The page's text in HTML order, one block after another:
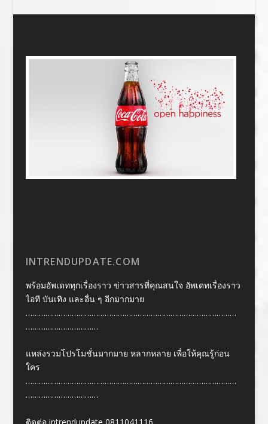
INTRENDUPDATE.COM
พร้อมอัพเดททุกเรื่องราว ข่าวสารที่คุณสนใจ อัพเดทเรื่องราว
ไอที บันเทิง และอื่น ๆ อีกมากมาย
……………………………………………………………………………………
……………………………
แหล่งรวมโปรโมชั่นมากมาย หลากหลาย เพื่อให้คุณรู้ก่อน
ใคร
……………………………………………………………………………………
……………………………
ติดต่อ intrendupdate 0811041116